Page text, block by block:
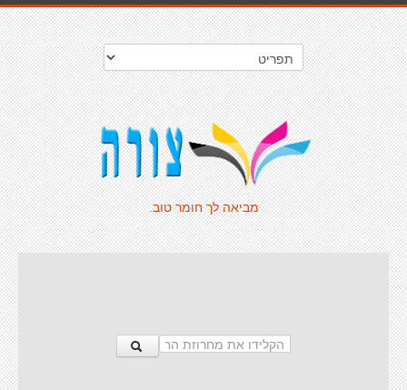
מביאה לך חומר טוב.